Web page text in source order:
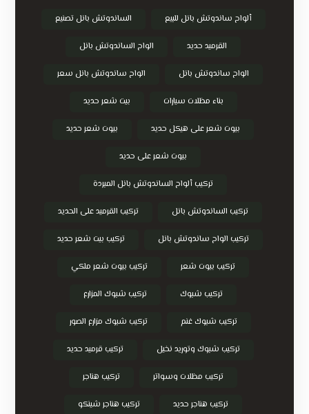
ألواح ساندوتش بانل للبيع الساندوتش بانل تصنيع
القرميد حديد الواح الساندوتش بانل
الواح ساندوتش بانل الواح ساندوتش بانل سعر
بناء مظلات سيارات بيت شعر حديد
بيوت شعر على هيكل حديد بيوت شعر حديد
بيوت شعر على حديد
تركيب ألواح الساندوتش بانل المبردة
تركيب الساندوتش بانل تركيب القرميد على الحديد
تركيب الواح ساندوتش بانل تركيب بيت شعر حديد
تركيب بيوت شعر تركيب بيوت شعر ملكي
تركيب شبوك تركيب شبوك المزارع
تركيب شبوك غنم تركيب شبوك مزارع الصور
تركيب شبوك وتوريد نخيل تركيب قرميد حديد
تركيب مظلات وسواتر تركيب هناجر
تركيب هناجر حديد تركيب هناجر شينكو